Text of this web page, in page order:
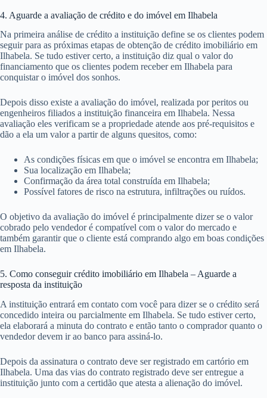
4. Aguarde a avaliação de crédito e do imóvel em Ilhabela
Na primeira análise de crédito a instituição define se os clientes podem
seguir para as próximas etapas de obtenção de crédito imobiliário em
Ilhabela. Se tudo estiver certo, a instituição diz qual o valor do
financiamento que os clientes podem receber em Ilhabela para
conquistar o imóvel dos sonhos.
Depois disso existe a avaliação do imóvel, realizada por peritos ou
engenheiros filiados a instituição financeira em Ilhabela. Nessa
avaliação eles verificam se a propriedade atende aos pré-requisitos e
dão a ela um valor a partir de alguns quesitos, como:
As condições físicas em que o imóvel se encontra em Ilhabela;
Sua localização em Ilhabela;
Confirmação da área total construída em Ilhabela;
Possível fatores de risco na estrutura, infiltrações ou ruídos.
O objetivo da avaliação do imóvel é principalmente dizer se o valor
cobrado pelo vendedor é compatível com o valor do mercado e
também garantir que o cliente está comprando algo em boas condições
em Ilhabela.
5. Como conseguir crédito imobiliário em Ilhabela – Aguarde a
resposta da instituição
A instituição entrará em contato com você para dizer se o crédito será
concedido inteira ou parcialmente em Ilhabela. Se tudo estiver certo,
ela elaborará a minuta do contrato e então tanto o comprador quanto o
vendedor devem ir ao banco para assiná-lo.
Depois da assinatura o contrato deve ser registrado em cartório em
Ilhabela. Uma das vias do contrato registrado deve ser entregue a
instituição junto com a certidão que atesta a alienação do imóvel.